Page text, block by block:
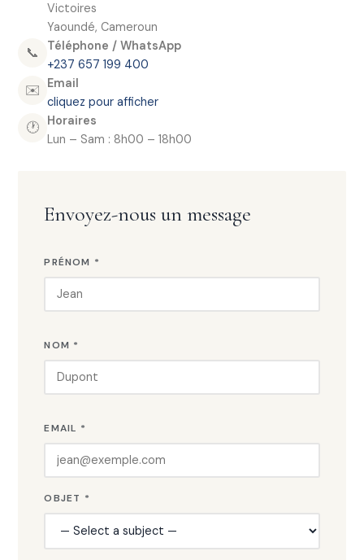
Victoires
Yaoundé, Cameroun
📞
Téléphone / WhatsApp
+237 657 199 400
✉️
Email
cliquez pour afficher
🕐
Horaires
Lun – Sam : 8h00 – 18h00
Envoyez-nous un message
PRÉNOM *
NOM *
EMAIL *
OBJET *